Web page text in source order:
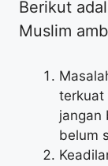
Berikut
Muslim
terkuat
jangan
belum